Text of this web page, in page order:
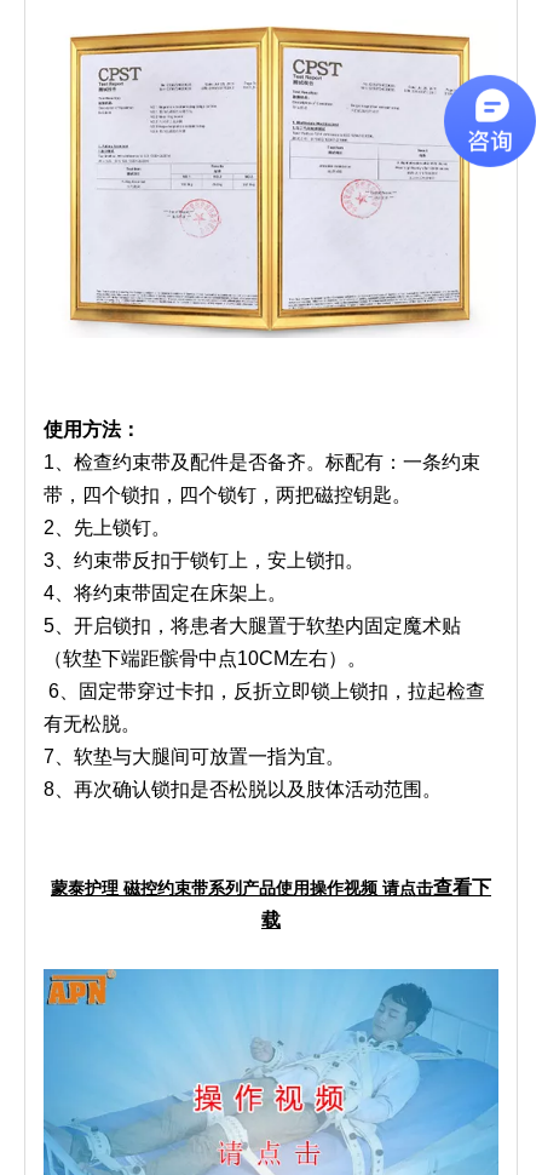
使用方法：
1、检查约束带及配件是否备齐。标配有：一条约束
带，四个锁扣，四个锁钉，两把磁控钥匙。
2、先上锁钉。
3、约束带反扣于锁钉上，安上锁扣。
4、将约束带固定在床架上。
5、开启锁扣，将患者大腿置于软垫内固定魔术贴
（软垫下端距髌骨中点10CM左右）。
6、固定带穿过卡扣，反折立即锁上锁扣，拉起检查
有无松脱。
7、软垫与大腿间可放置一指为宜。
8、再次确认锁扣是否松脱以及肢体活动范围。
蒙泰护理 磁控约束带系列产品使用操作视频 请点击查看下
载